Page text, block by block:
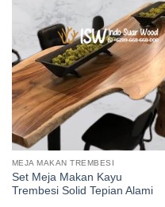
MEJA MAKAN TREMBESI
Set Meja Makan Kayu
Trembesi Solid Tepian Alami